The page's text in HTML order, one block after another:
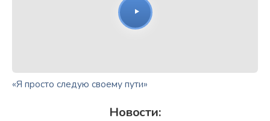
«Я просто следую своему пути»
Новости: